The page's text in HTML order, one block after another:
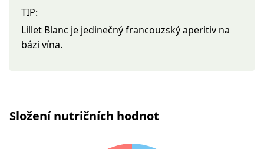
TIP:
Lillet Blanc je jedinečný francouzský aperitiv na
bázi vína.
Složení nutričních hodnot